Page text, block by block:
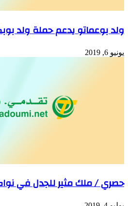
ولد بوعماتو يدعم حملة ولد
يونيو 6, 2019
حصري / ملك مثير للجدل في